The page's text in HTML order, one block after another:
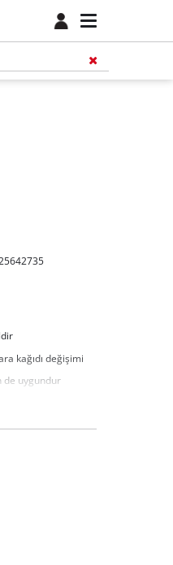
kağıdı değişimi
de uygundur